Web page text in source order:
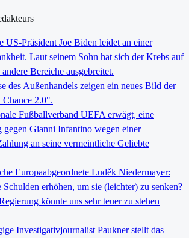
US-Präsident Joe Biden leidet an einer
Laut seinem Sohn hat sich der Krebs auf
Bereiche ausgebreitet.
des Außenhandels zeigen ein neues Bild der
Chance 2.0".
Fußballverband UEFA erwägt, eine
gegen Gianni Infantino wegen einer
an seine vermeintliche Geliebte
Europaabgeordnete Luděk Niedermayer:
erhöhen, um sie (leichter) zu senken?
könnte uns sehr teuer zu stehen
Investigativjournalist Paukner stellt das